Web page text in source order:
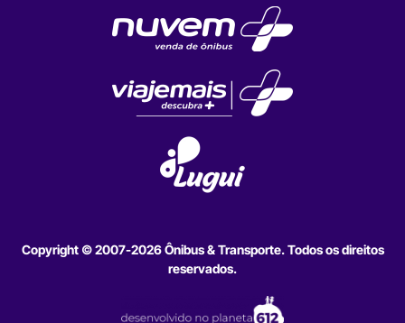
Copyright © 2007-2026 Ônibus & Transporte. Todos os direitos
reservados.